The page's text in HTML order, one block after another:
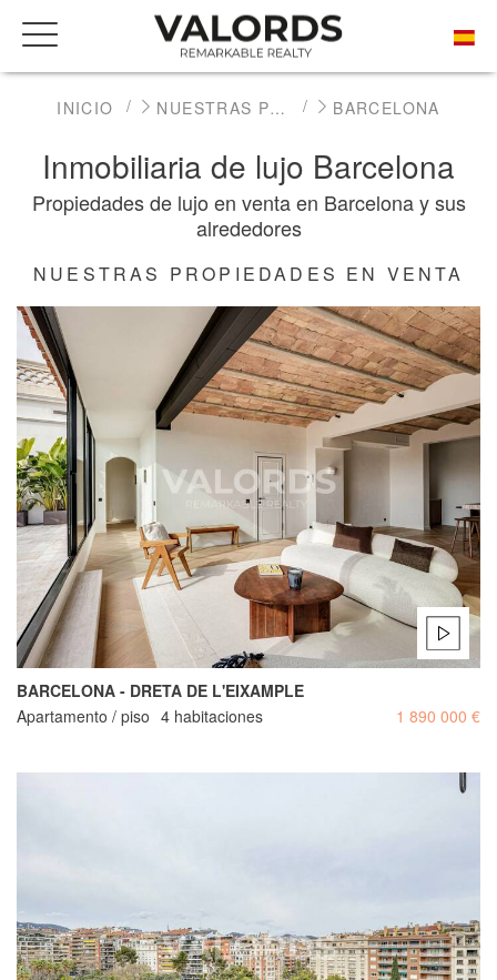
INICIO NUESTRAS PROPIEDADES DE PRESTIGIO EN VENTA BARCELONA
Inmobiliaria de lujo Barcelona
Propiedades de lujo en venta en Barcelona y sus
alrededores
NUESTRAS PROPIEDADES EN VENTA
BARCELONA - DRETA DE L'EIXAMPLE
Apartamento / piso 4 habitaciones 1 890 000 €